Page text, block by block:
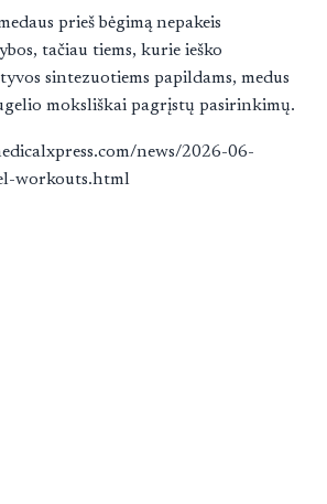
prieš bėgimą nepakeis
tačiau tiems, kurie ieško
sintezuotiems papildams, medus
moksliškai pagrįstų pasirinkimų.
news/2026-06-
workouts.html